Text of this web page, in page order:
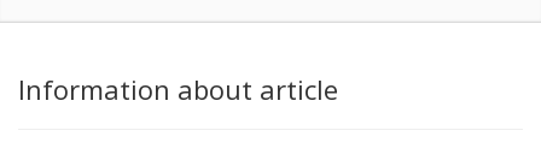
Information about article